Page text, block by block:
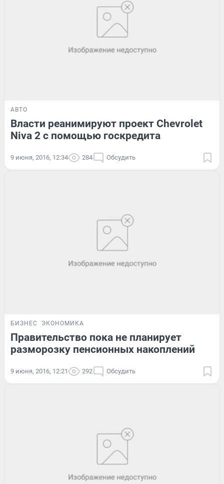
АВТО
Власти реанимируют проект Chevrolet
Niva 2 с помощью госкредита
9 июня, 2016, 12:34 284 Обсудить
БИЗНЕС ЭКОНОМИКА
Правительство пока не планирует
разморозку пенсионных накоплений
9 июня, 2016, 12:21 292 Обсудить